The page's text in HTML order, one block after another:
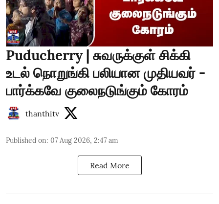
Puducherry | சுவருக்குள் சிக்கி
உடல் நொறுங்கி பலியான முதியவர் -
பார்க்கவே குலைநடுங்கும் கோரம்
thanthitv
Published on: 07 Aug 2026, 2:47 am
Read More